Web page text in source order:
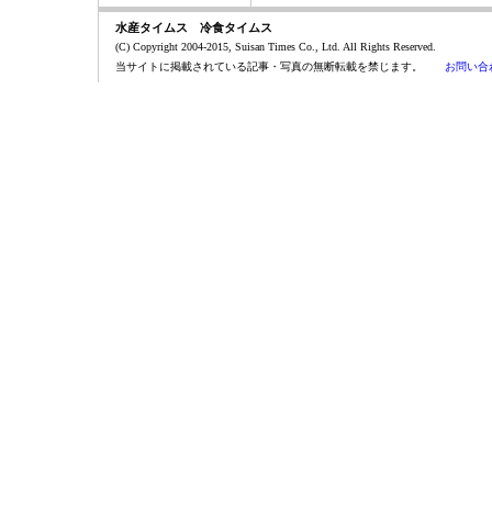
水産タイムス 冷食タイムス
(C) Copyright 2004-2015, Suisan Times Co., Ltd. All Rights Reserved.
当サイトに掲載されている記事・写真の無断転載を禁じます。 お問い合